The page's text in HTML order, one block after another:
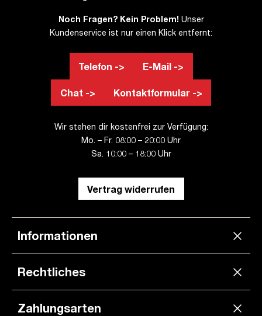
Noch Fragen? Kein Problem! Unser
Kundenservice ist nur einen Klick entfernt:
Telefon -> E-Mail ->
Chat -> Kontaktformular ->
Wir stehen dir kostenfrei zur Verfügung:
Mo. – Fr. 08:00 – 20:00 Uhr
Sa. 10:00 – 18:00 Uhr
Vertrag widerrufen
Informationen
Rechtliches
Zahlungsarten